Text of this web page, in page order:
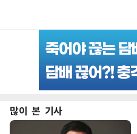
많이 본 기사